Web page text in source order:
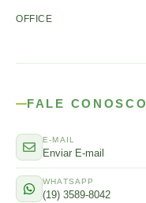
OFFICE
FALE CONOSCO
E-MAIL
Enviar E-mail
WHATSAPP
(19) 3589-8042